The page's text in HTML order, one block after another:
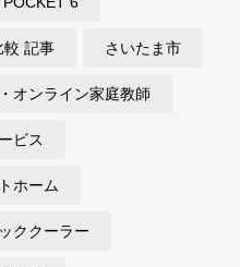
較 記事 さいたま市
オンライン家庭教師
ビス
ホーム
ククーラー